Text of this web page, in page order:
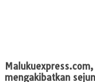
Malukuexpress.com,
mengakibatkan